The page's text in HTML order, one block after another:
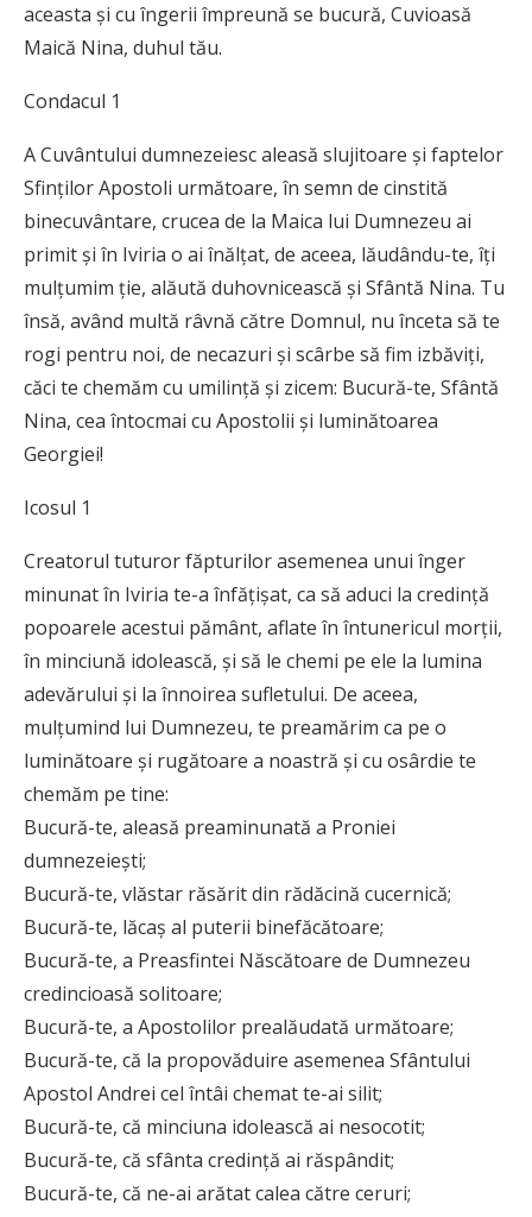
aceasta și cu îngerii împreună se bucură, Cuvioasă
Maică Nina, duhul tău.
Condacul 1
A Cuvântului dumnezeiesc aleasă slujitoare și faptelor
Sfinților Apostoli următoare, în semn de cinstită
binecuvântare, crucea de la Maica lui Dumnezeu ai
primit și în Iviria o ai înălțat, de aceea, lăudându-te, îți
mulțumim ție, alăută duhovnicească și Sfântă Nina. Tu
însă, având multă râvnă către Domnul, nu înceta să te
rogi pentru noi, de necazuri și scârbe să fim izbăviți,
căci te chemăm cu umilință și zicem: Bucură-te, Sfântă
Nina, cea întocmai cu Apostolii și luminătoarea
Georgiei!
Icosul 1
Creatorul tuturor făpturilor asemenea unui înger
minunat în Iviria te-a înfățișat, ca să aduci la credință
popoarele acestui pământ, aflate în întunericul morții,
în minciună idolească, și să le chemi pe ele la lumina
adevărului și la înnoirea sufletului. De aceea,
mulțumind lui Dumnezeu, te preamărim ca pe o
luminătoare și rugătoare a noastră și cu osârdie te
chemăm pe tine:
Bucură-te, aleasă preaminunată a Proniei
dumnezeiești;
Bucură-te, vlăstar răsărit din rădăcină cucernică;
Bucură-te, lăcaș al puterii binefăcătoare;
Bucură-te, a Preasfintei Născătoare de Dumnezeu
credincioasă solitoare;
Bucură-te, a Apostolilor prealăudată următoare;
Bucură-te, că la propovăduire asemenea Sfântului
Apostol Andrei cel întâi chemat te-ai silit;
Bucură-te, că minciuna idolească ai nesocotit;
Bucură-te, că sfânta credință ai răspândit;
Bucură-te, că ne-ai arătat calea către ceruri;